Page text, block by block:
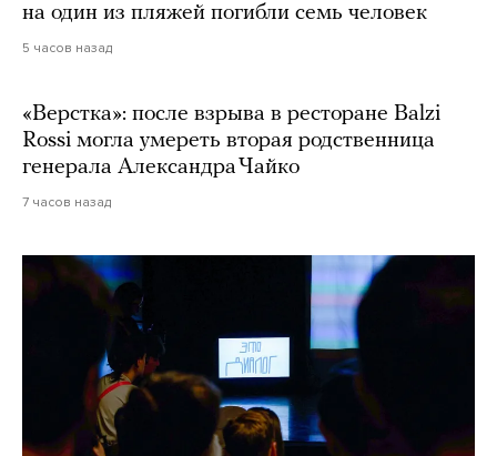
на один из пляжей погибли семь человек
5 часов назад
«Верстка»: после взрыва в ресторане Balzi
Rossi могла умереть вторая родственница
генерала Александра Чайко
7 часов назад